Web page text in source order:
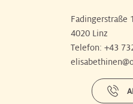
Fadingerstraße 1
4020 Linz
Telefon: +43